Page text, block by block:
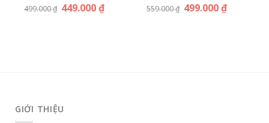
499.000₫ 449.000₫ 559.000₫ 499.000₫
GIỚI THIỆU